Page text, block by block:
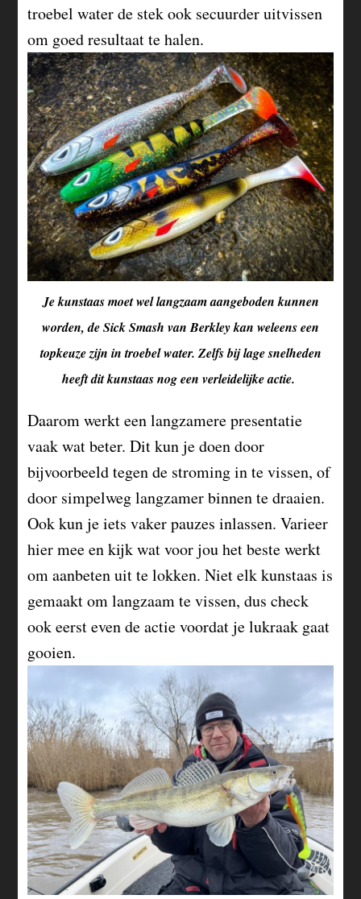
troebel water de stek ook secuurder uitvissen
om goed resultaat te halen.
Je kunstaas moet wel langzaam aangeboden kunnen
worden, de Sick Smash van Berkley kan weleens een
topkeuze zijn in troebel water. Zelfs bij lage snelheden
heeft dit kunstaas nog een verleidelijke actie.
Daarom werkt een langzamere presentatie
vaak wat beter. Dit kun je doen door
bijvoorbeeld tegen de stroming in te vissen, of
door simpelweg langzamer binnen te draaien.
Ook kun je iets vaker pauzes inlassen. Varieer
hier mee en kijk wat voor jou het beste werkt
om aanbeten uit te lokken. Niet elk kunstaas is
gemaakt om langzaam te vissen, dus check
ook eerst even de actie voordat je lukraak gaat
gooien.